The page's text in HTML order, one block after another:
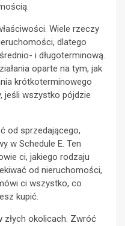
Wiele rzeczy
dlatego
i długoterminową.
oparte na tym, jak
krótkoterminowego
jeśli wszystko pójdzie
od sprzedającego,
w Schedule E. Ten
ci, jakiego rodzaju
od nieruchomości,
ci wszystko, co
kupić.
złych okolicach. Zwróć